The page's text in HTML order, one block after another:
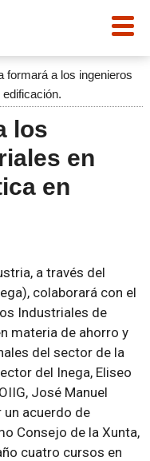
formará a los ingenieros
los
en
en
a través del
colaborará con el
Industriales de
materia de ahorro y
del sector de la
del Inega, Eliseo
José Manuel
un acuerdo de
Consejo de la Xunta,
cuatro cursos en